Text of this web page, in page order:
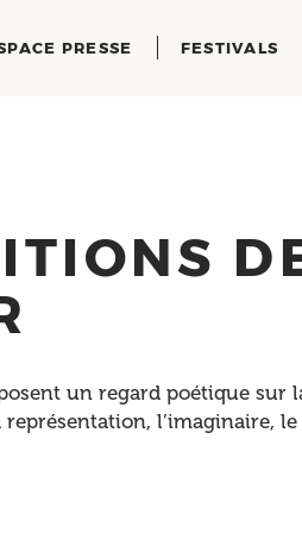
PRESSE FESTIVALS
un regard poétique
l’imaginaire,